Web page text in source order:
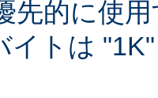
先的に使
イトは